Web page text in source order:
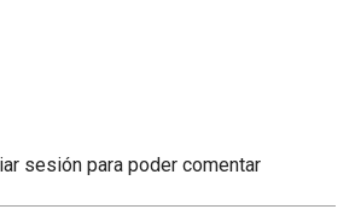
sesión para poder comentar